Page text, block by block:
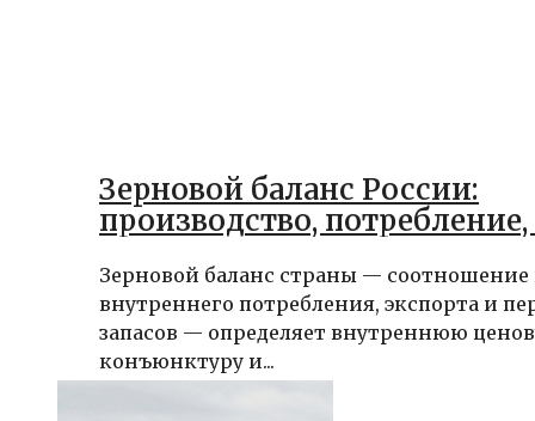
Зерновой баланс России:
производство, потребление,
Зерновой баланс страны — соотношение
внутреннего потребления, экспорта и
запасов — определяет внутреннюю
конъюнктуру и...